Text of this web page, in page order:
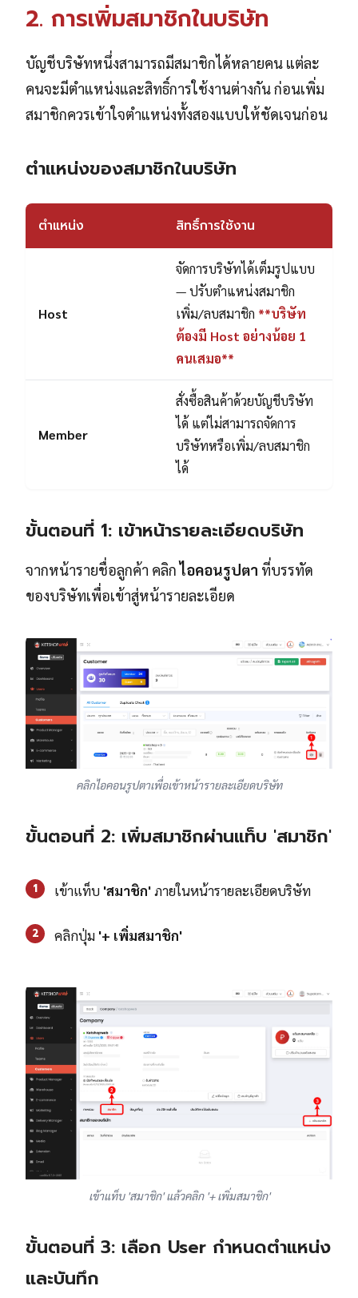
2. การเพิ่มสมาชิกในบริษัท
บัญชีบริษัทหนึ่งสามารถมีสมาชิกได้หลายคน แต่ละ
คนจะมีตำแหน่งและสิทธิ์การใช้งานต่างกัน ก่อนเพิ่ม
สมาชิกควรเข้าใจตำแหน่งทั้งสองแบบให้ชัดเจนก่อน
ตำแหน่งของสมาชิกในบริษัท
ตำแหน่ง สิทธิ์การใช้งาน
Host
จัดการบริษัทได้เต็มรูปแบบ
— ปรับตำแหน่งสมาชิก
เพิ่ม/ลบสมาชิก **บริษัท
ต้องมี Host อย่างน้อย 1
คนเสมอ**
Member
สั่งซื้อสินค้าด้วยบัญชีบริษัท
ได้ แต่ไม่สามารถจัดการ
บริษัทหรือเพิ่ม/ลบสมาชิก
ได้
ขั้นตอนที่ 1: เข้าหน้ารายละเอียดบริษัท
จากหน้ารายชื่อลูกค้า คลิกไอคอนรูปตา ที่บรรทัด
ของบริษัทเพื่อเข้าสู่หน้ารายละเอียด
คลิกไอคอนรูปตาเพื่อเข้าหน้ารายละเอียดบริษัท
ขั้นตอนที่ 2: เพิ่มสมาชิกผ่านแท็บ 'สมาชิก'
1 เข้าแท็บ 'สมาชิก'ภายในหน้ารายละเอียดบริษัท
2 คลิกปุ่ม '+ เพิ่มสมาชิก'
เข้าแท็บ 'สมาชิก' แล้วคลิก '+ เพิ่มสมาชิก'
ขั้นตอนที่ 3: เลือก User กำหนดตำแหน่ง
และบันทึก